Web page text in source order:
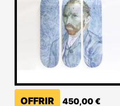
OFFRIR 450,00€